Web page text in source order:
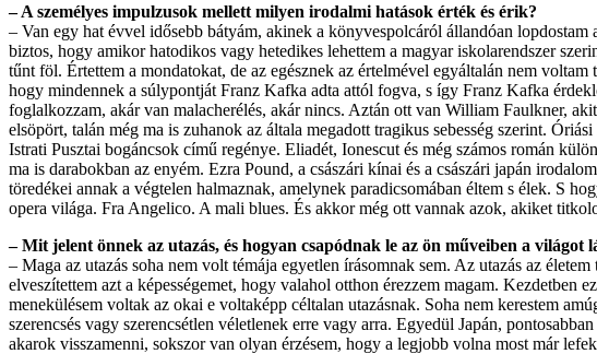
– A személyes impulzusok mellett milyen irodalmi hatások érték és érik?
– Van egy hat évvel idősebb bátyám, akinek a könyvespolcáról állandóan
biztos, hogy amikor hatodikos vagy hetedikes lehettem a magyar iskolarendszer
tűnt föl. Értettem a mondatokat, de az egésznek az értelmével egyáltalán nem
hogy mindennek a súlypontját Franz Kafka adta attól fogva, s így Franz Kafka
foglalkozzam, akár van malacherélés, akár nincs. Aztán ott van William Faulkner,
elsöpört, talán még ma is zuhanok az általa megadott tragikus sebesség szerint.
Istrati Pusztai bogáncsok című regénye. Eliadét, Ionescut és még számos román
ma is darabokban az enyém. Ezra Pound, a császári kínai és a császári japán
töredékei annak a végtelen halmaznak, amelynek paradicsomában éltem s élek. S
opera világa. Fra Angelico. A mali blues. És akkor még ott vannak azok, akiket
– Mit jelent önnek az utazás, és hogyan csapódnak le az ön műveiben a világot
– Maga az utazás soha nem volt témája egyetlen írásomnak sem. Az utazás az
elveszítettem azt a képességemet, hogy valahol otthon érezzem magam. Kezdetben
menekülésem voltak az okai e voltaképp céltalan utazásnak. Soha nem kerestem
szerencsés vagy szerencsétlen véletlenek erre vagy arra. Egyedül Japán,
akarok visszamenni, sokszor van olyan érzésem, hogy a legjobb volna most már